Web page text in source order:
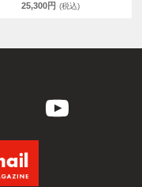
25,300円 (税込)